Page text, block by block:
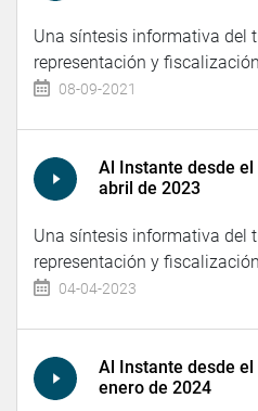
Una síntesis informativa del
representación y
08-09-2021
Al Instante desde
abril de 2023
Una síntesis informativa del
representación y
04-04-2023
Al Instante desde
enero de 2024